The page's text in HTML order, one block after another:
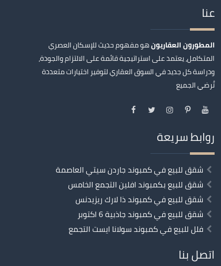
عنا
المطورون العقاريون هو مفهوم حديث للإسكان العصري
المتكامل، يعتمد على استراتيجية قائمة على الالتزام والجودة،
ودراسة كل جديد في السوق العقاري لتوفير اختيارات متعددة
تُرضي الجميع
روابط سريعة
شقق للبيع في كمبوند جاردن سيتي العاصمة
شقق للبيع بكمبوند افلين التجمع الخامس
شقق للبيع في كمبوند ذا لارك ريزيدنس
شقق للبيع في كمبوند جاذبية 6 اكتوبر
فلل للبيع في كمبوند سولانا ايست التجمع
اتصل بنا